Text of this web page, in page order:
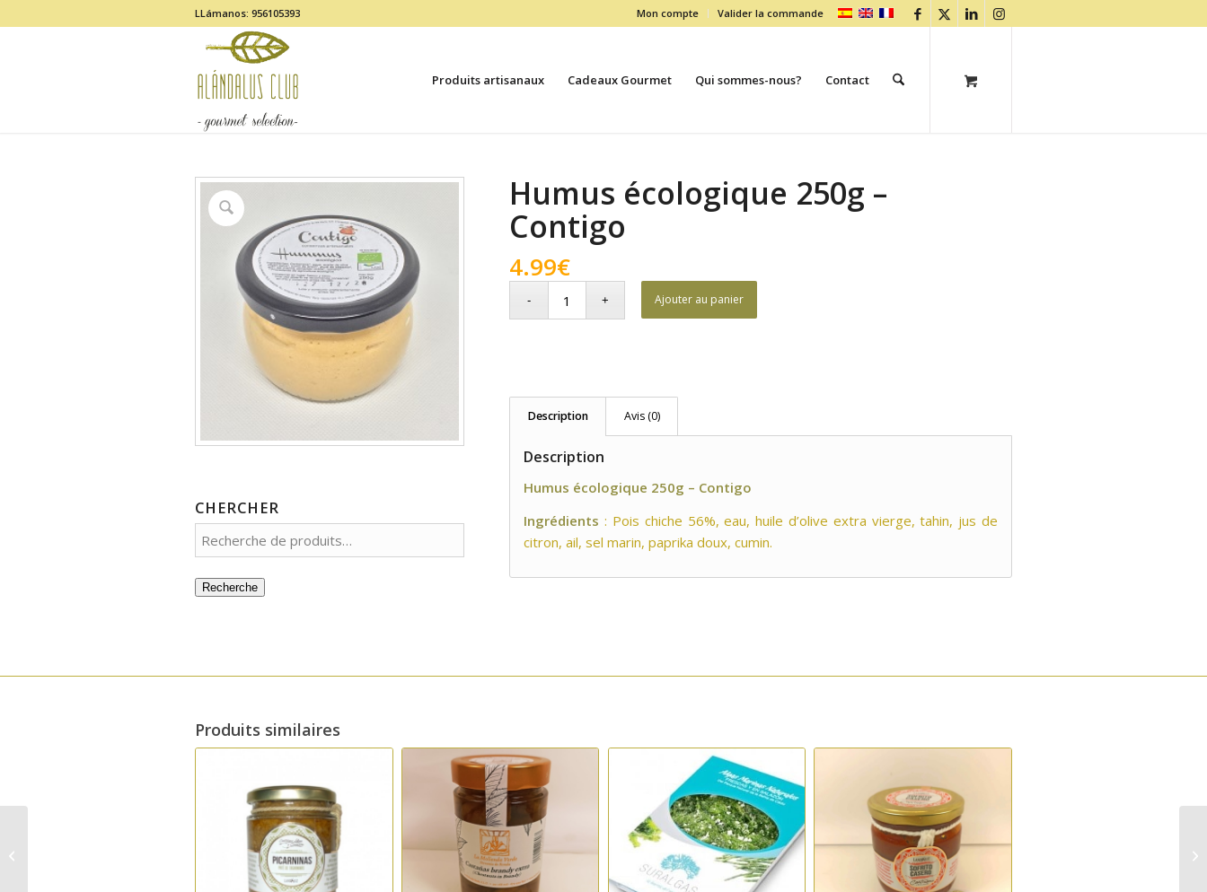
Mon compte Valider la commande
LLámanos: 956105393
Produits artisanaux Cadeaux Gourmet Qui sommes-nous? Contact
CHERCHER
Recherche
Humus écologique 250g –
Contigo
4.99€
Ajouter au panier
Description Avis (0)
Description
Humus écologique 250g – Contigo
Ingrédients : Pois chiche 56%, eau, huile d’olive extra vierge, tahin, jus de
citron, ail, sel marin, paprika doux, cumin.
Produits similaires